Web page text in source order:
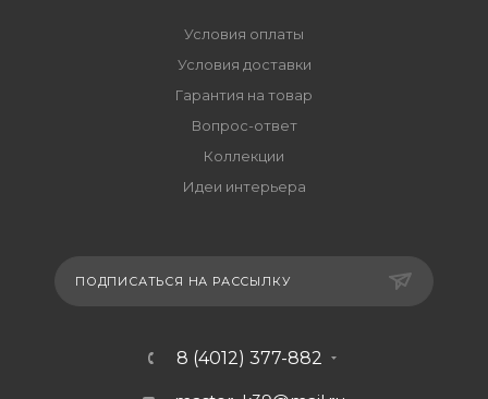
Условия оплаты
Условия доставки
Гарантия на товар
Вопрос-ответ
Коллекции
Идеи интерьера
ПОДПИСАТЬСЯ НА РАССЫЛКУ
8 (4012) 377-882